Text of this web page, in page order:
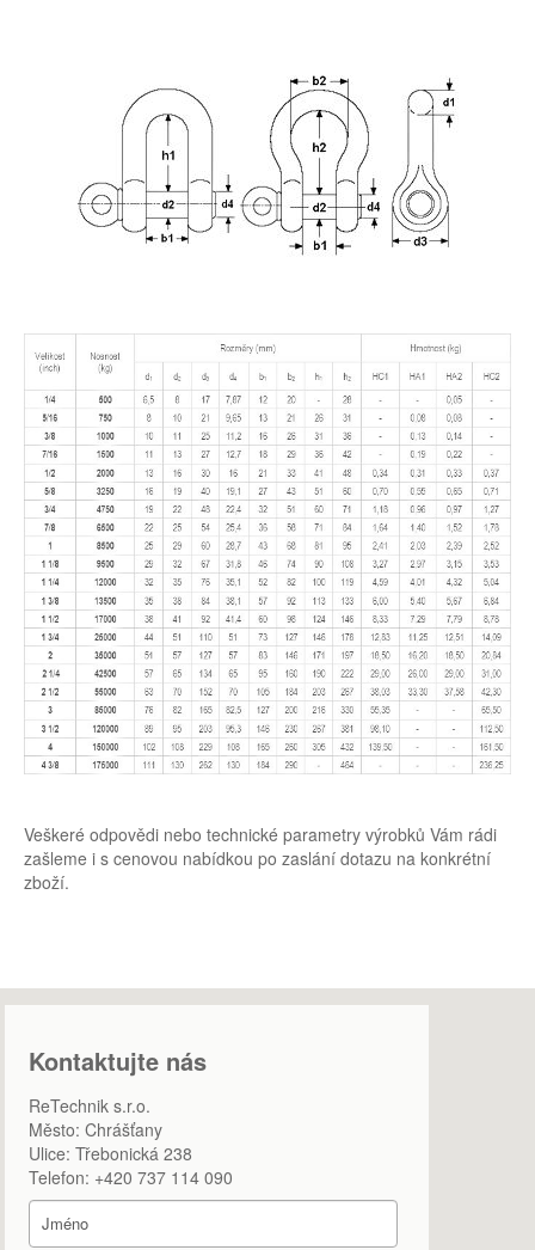
Nástěnné a sloupové
Portálové
Elektrické kladkostroje
Kladkostroje LIFTKET STAR
Kladkostroje GIS
Vázací technika
Ocelová lana v metráži
Řetězové závěsy třídy 8
Řetězové závěsy třídy 10
Řetězové závěsy třídy 12
Ocelové závěsy a smyčky
Manipulační technika
Jeřábové traverzy
Svěrací kleště
Nosiče a svěrky
Jeřáby a váhy
Jeřábové váhy
Veškeré odpovědi nebo technické parametry výrobků Vám rádi
zašleme i s cenovou nabídkou po zaslání dotazu na konkrétní
zboží.
Kontaktujte nás
ReTechnik s.r.o.
Město: Chrášťany
Ulice: Třebonická 238
Telefon: +420 737 114 090